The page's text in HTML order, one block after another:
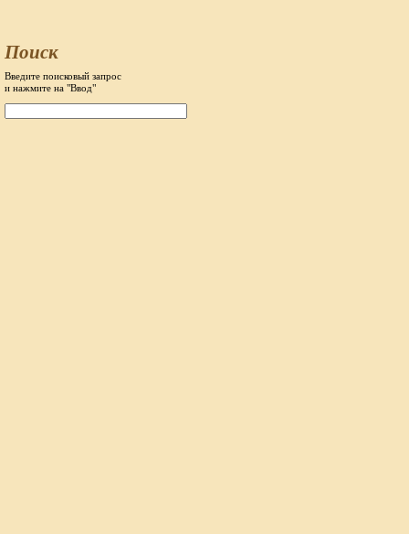
Поиск
Введите поисковый запрос
и нажмите на "Ввод"